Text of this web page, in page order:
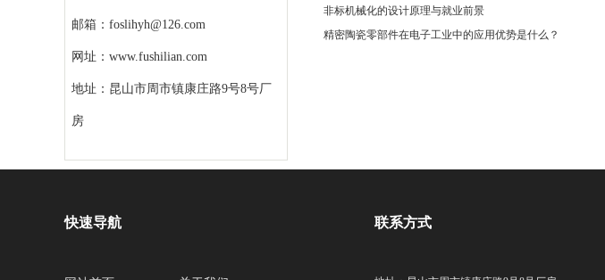
邮箱：foslihyh@126.com
网址：www.fushilian.com
地址：昆山市周市镇康庄路9号8号厂
房
非标机械化的设计原理与就业前景
精密陶瓷零部件在电子工业中的应用优势是什么？
快速导航 联系方式